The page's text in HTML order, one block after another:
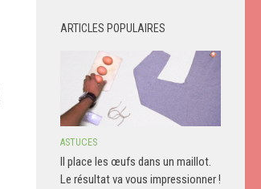
ARTICLES POPULAIRES
ASTUCES
Il place les œufs dans un maillot.
Le résultat va vous impressionner !